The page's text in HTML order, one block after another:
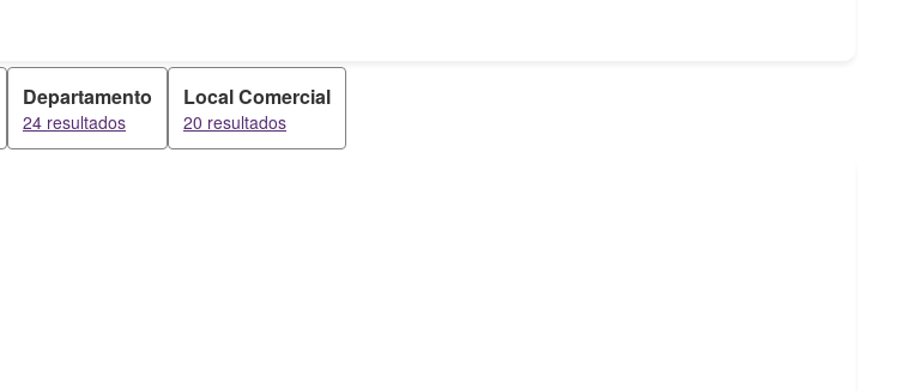
Departamento
24 resultados
Local Comercial
20 resultados